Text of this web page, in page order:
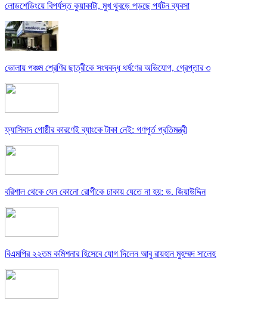
লোডশেডিংয়ে বিপর্যস্ত কুয়াকাটা, মুখ থুবড়ে পড়ছে পর্যটন ব্যবসা
ভোলায় পঞ্চম শ্রেণির ছাত্রীকে সংঘবদ্ধ ধর্ষণের অভিযোগ, গ্রেপ্তার ৩
ফ্যাসিবাদ গোষ্ঠীর কারণেই ব্যাংকে টাকা নেই: গণপূর্ত প্রতিমন্ত্রী
বরিশাল থেকে যেন কোনো রোগীকে ঢাকায় যেতে না হয়: ড. জিয়াউদ্দিন
বিএমপির ২২তম কমিশনার হিসেবে যোগ দিলেন আবু রায়হান মুহম্মদ সালেহ